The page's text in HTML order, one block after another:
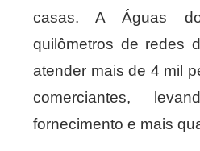
casas. A Águas
quilômetros de redes
atender mais de 4 mil
comerciantes,
fornecimento e mais